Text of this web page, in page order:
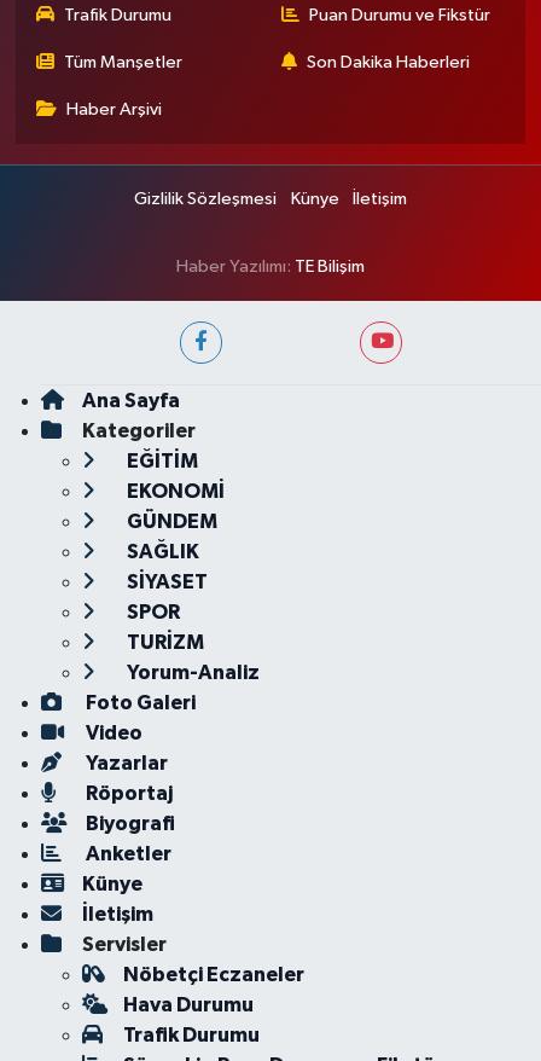
Trafik Durumu Puan Durumu ve Fikstür
Tüm Manşetler Son Dakika Haberleri
Haber Arşivi
Gizlilik Sözleşmesi Künye İletişim
Haber Yazılımı: TE Bilişim
Ana Sayfa
Kategoriler
EĞİTİM
EKONOMİ
GÜNDEM
SAĞLIK
SİYASET
SPOR
TURİZM
Yorum-Analiz
Foto Galeri
Video
Yazarlar
Röportaj
Biyografi
Anketler
Künye
İletişim
Servisler
Nöbetçi Eczaneler
Hava Durumu
Trafik Durumu